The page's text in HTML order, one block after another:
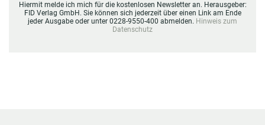
Hiermit melde ich mich für die kostenlosen Newsletter an. Herausgeber:
FID Verlag GmbH. Sie können sich jederzeit über einen Link am Ende
jeder Ausgabe oder unter 0228-9550-400 abmelden. Hinweis zum
Datenschutz